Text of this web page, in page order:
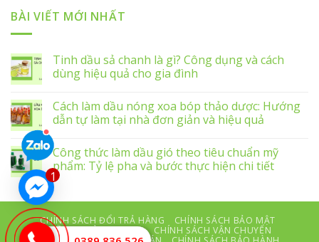
BÀI VIẾT MỚI NHẤT
Tinh dầu sả chanh là gì? Công dụng và cách
dùng hiệu quả cho gia đình
Cách làm dầu nóng xoa bóp thảo dược: Hướng
dẫn tự làm tại nhà đơn giản và hiệu quả
Công thức làm dầu gió theo tiêu chuẩn mỹ
phẩm: Tỷ lệ pha và bước thực hiện chi tiết
CHÍNH SÁCH ĐỔI TRẢ HÀNG
CHÍNH SÁCH BẢO MẬT
ĐIỀU KHOẢN DỊCH VỤ
CHÍNH SÁCH VẬN CHUYỂN
1